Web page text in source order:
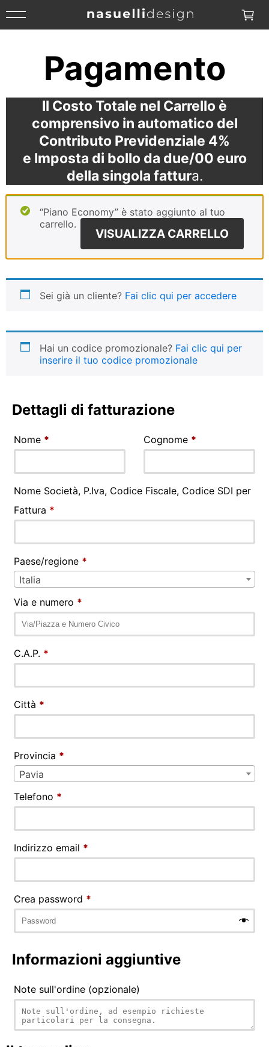
Preventivi
Accedi
Pagamento
Il Costo Totale nel Carrello è
comprensivo in automatico del
Contributo Previdenziale 4%
e Imposta di bollo da due/00 euro
della singola fattura.
“Piano Economy” è stato aggiunto al tuo
carrello.
VISUALIZZA CARRELLO
Sei già un cliente? Fai clic qui per accedere
Hai un codice promozionale? Fai clic qui per
inserire il tuo codice promozionale
Dettagli di fatturazione
Nome * Cognome *
Nome Società, P.Iva, Codice Fiscale, Codice SDI per
Fattura *
Paese/regione *
Italia
Via e numero *
C.A.P. *
Città *
Provincia *
Pavia
Telefono *
Indirizzo email *
Crea password *
Informazioni aggiuntive
Note sull'ordine (opzionale)